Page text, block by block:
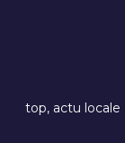
top, actu locale